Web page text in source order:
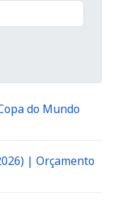
do Mundo
| Orçamento